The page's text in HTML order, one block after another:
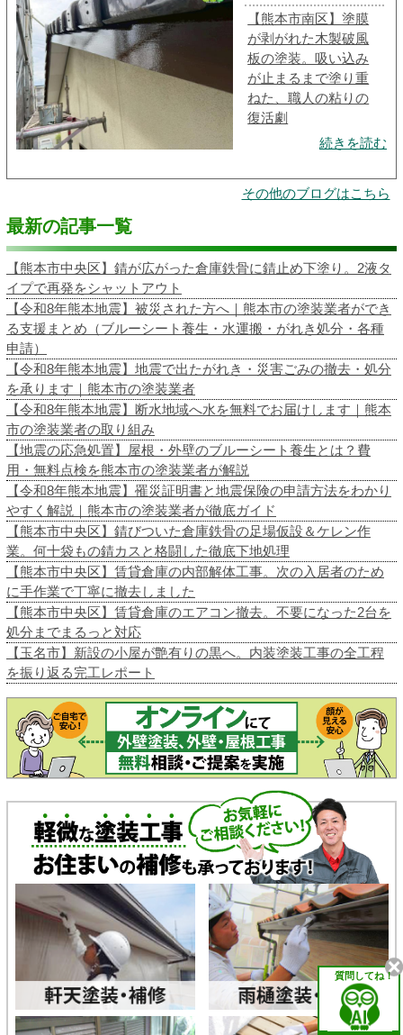
【熊本市南区】塗膜
が剥がれた木製破風
板の塗装。吸い込み
が止まるまで塗り重
ねた、職人の粘りの
復活劇
続きを読む
その他のブログはこちら
最新の記事一覧
【熊本市中央区】錆が広がった倉庫鉄骨に錆止め下塗り。2液タ
イプで再発をシャットアウト
【令和8年熊本地震】被災された方へ｜熊本市の塗装業者ができ
る支援まとめ（ブルーシート養生・水運搬・がれき処分・各種
申請）
【令和8年熊本地震】地震で出たがれき・災害ごみの撤去・処分
を承ります｜熊本市の塗装業者
【令和8年熊本地震】断水地域へ水を無料でお届けします｜熊本
市の塗装業者の取り組み
【地震の応急処置】屋根・外壁のブルーシート養生とは？費
用・無料点検を熊本市の塗装業者が解説
【令和8年熊本地震】罹災証明書と地震保険の申請方法をわかり
やすく解説｜熊本市の塗装業者が徹底ガイド
【熊本市中央区】錆びついた倉庫鉄骨の足場仮設＆ケレン作
業。何十袋もの錆カスと格闘した徹底下地処理
【熊本市中央区】賃貸倉庫の内部解体工事。次の入居者のため
に手作業で丁寧に撤去しました
【熊本市中央区】賃貸倉庫のエアコン撤去。不要になった2台を
処分までまるっと対応
【玉名市】新設の小屋が艶有りの黒へ。内装塗装工事の全工程
を振り返る完工レポート
質問してね！